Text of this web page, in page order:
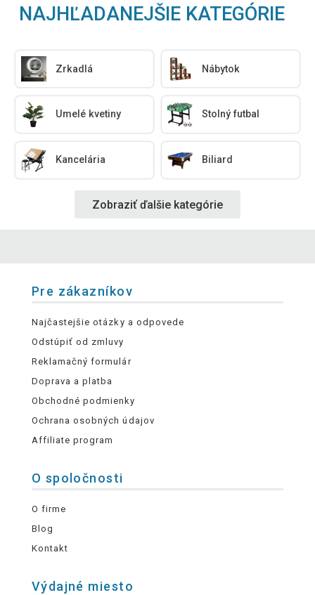
NAJHĽADANEJŠIE KATEGÓRIE
Zrkadlá Nábytok
Umelé kvetiny Stolný futbal
Kancelária Biliard
Zobraziť ďalšie kategórie
Pre zákazníkov
Najčastejšie otázky a odpovede
Odstúpiť od zmluvy
Reklamačný formulár
Doprava a platba
Obchodné podmienky
Ochrana osobných údajov
Affiliate program
O spoločnosti
O firme
Blog
Kontakt
Výdajné miesto